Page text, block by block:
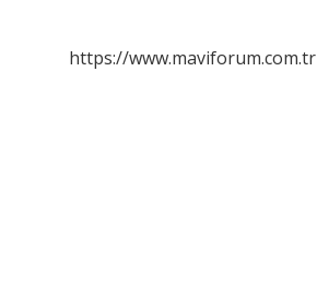
https://www.maviforum.com.tr